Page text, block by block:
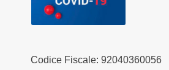
Codice Fiscale: 92040360056